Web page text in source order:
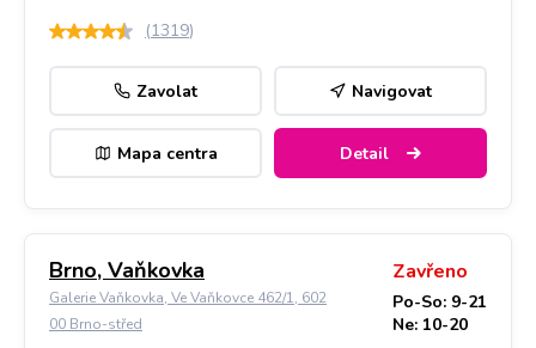
(1319)
Zavolat Navigovat
Mapa centra Detail
Brno, Vaňkovka
Galerie Vaňkovka, Ve Vaňkovce 462/1, 602
00 Brno-střed
Zavřeno
Po-So: 9-21
Ne: 10-20